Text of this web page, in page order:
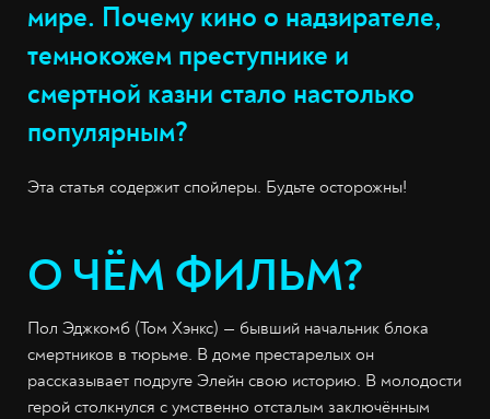
мире. Почему кино о надзирателе,
темнокожем преступнике и
смертной казни стало настолько
популярным?
Эта статья содержит спойлеры. Будьте осторожны!
О ЧЁМ ФИЛЬМ?
Пол Эджкомб (Том Хэнкс) — бывший начальник блока
смертников в тюрьме. В доме престарелых он
рассказывает подруге Элейн свою историю. В молодости
герой столкнулся с умственно отсталым заключённым